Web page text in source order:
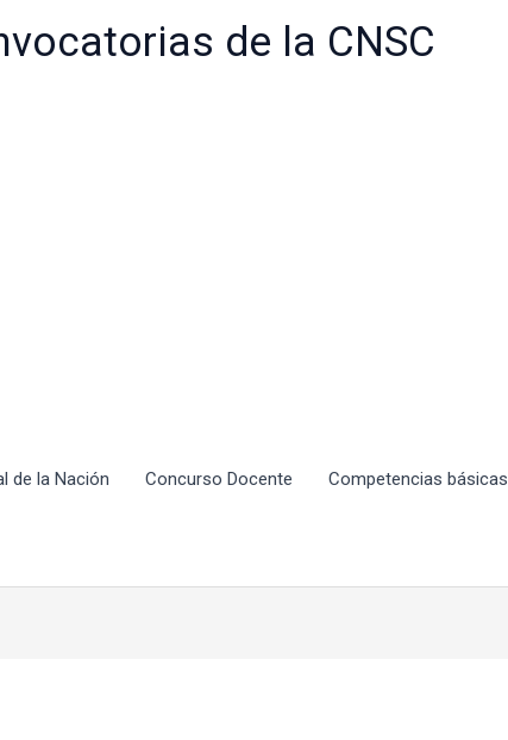
de la CNSC
de la Nación Concurso Docente Competencias básicas